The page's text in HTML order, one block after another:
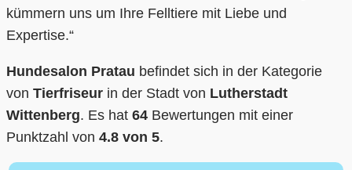
kümmern uns um Ihre Felltiere mit Liebe und
Expertise.“
Hundesalon Pratau befindet sich in der Kategorie
von Tierfriseur in der Stadt von Lutherstadt
Wittenberg. Es hat 64 Bewertungen mit einer
Punktzahl von 4.8 von 5.